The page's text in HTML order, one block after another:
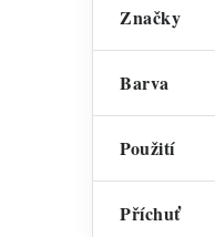
Značky
Barva
Použití
Příchuť